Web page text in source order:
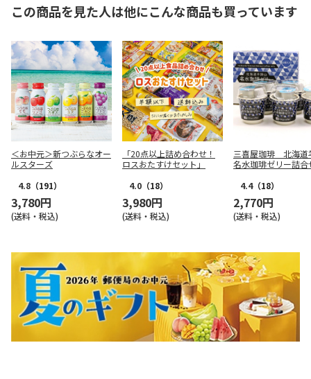
この商品を見た人は他にこんな商品も買っています
＜お中元＞新つぶらなオー
ルスターズ
4.8 （191）
3,780円
(送料・税込)
「20点以上詰め合わせ！
ロスおたすけセット」
4.0 （18）
3,980円
(送料・税込)
三喜屋珈琲 北海道
名水珈琲ゼリー詰
4.4（18）
2,770円
(送料・税込)